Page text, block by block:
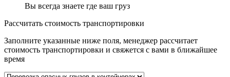
Вы всегда знаете где ваш груз
Рассчитать стоимость транспортировки
Заполните указанные ниже поля, менеджер рассчитает
стоимость транспортировки и свяжется с вами в ближайшее
время